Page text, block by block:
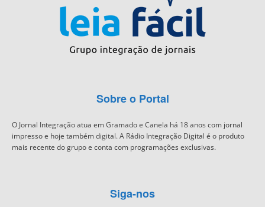
Sobre o Portal
O Jornal Integração atua em Gramado e Canela há 18 anos com jornal
impresso e hoje também digital. A Rádio Integração Digital é o produto
mais recente do grupo e conta com programações exclusivas.
Siga-nos